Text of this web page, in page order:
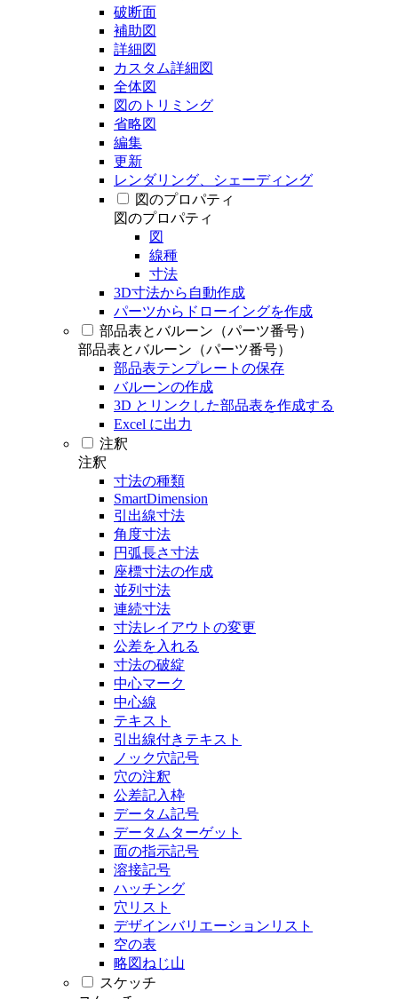
破断面
補助図
詳細図
カスタム詳細図
全体図
図のトリミング
省略図
編集
更新
レンダリング、シェーディング
図のプロパティ
図のプロパティ
図
線種
寸法
3D寸法から自動作成
パーツからドローイングを作成
部品表とバルーン（パーツ番号）
部品表とバルーン（パーツ番号）
部品表テンプレートの保存
バルーンの作成
3D とリンクした部品表を作成する
Excel に出力
注釈
注釈
寸法の種類
SmartDimension
引出線寸法
角度寸法
円弧長さ寸法
座標寸法の作成
並列寸法
連続寸法
寸法レイアウトの変更
公差を入れる
寸法の破綻
中心マーク
中心線
テキスト
引出線付きテキスト
ノック穴記号
穴の注釈
公差記入枠
データム記号
データムターゲット
面の指示記号
溶接記号
ハッチング
穴リスト
デザインバリエーションリスト
空の表
略図ねじ山
スケッチ